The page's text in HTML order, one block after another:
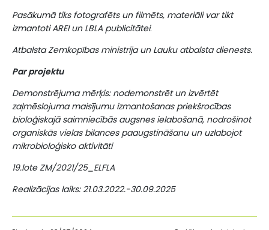
Pasākumā tiks fotografēts un filmēts, materiāli var tikt
izmantoti AREI un LBLA publicitātei.
Atbalsta Zemkopības ministrija un Lauku atbalsta dienests.
Par projektu
Demonstrējuma mērķis: nodemonstrēt un izvērtēt
zaļmēslojuma maisījumu izmantošanas priekšrocības
bioloģiskajā saimniecībās augsnes ielabošanā, nodrošinot
organiskās vielas bilances paaugstināšanu un uzlabojot
mikrobioloģisko aktivitāti
19.lote ZM/2021/25_ELFLA
Realizācijas laiks: 21.03.2022.-30.09.2025